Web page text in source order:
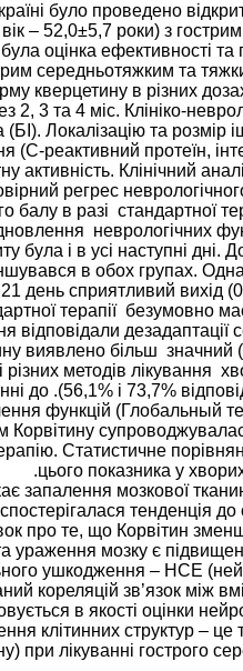
було проведено
вік – 52,0±5,7 роки) з
оцінка ефективності
середньотяжким та
кверцетину в різних
2, 3 та 4 міс. Клініко-
Локалізацію та розмір
(С-реактивний протеїн,
активність. Клінічний
регрес
балу в разі стандартної
неврологічних
була і в усі наступні дні.
в обох групах.
день сприятливий вихід
терапії безумовно
відповідали
виявлено більш значний
різних методів
до .(56,1% і 73,7%
функцій (Глобальный
Корвітину
Статистичне
цього показника у
запалення мозкової
тенденція
про те, що Корвітин
мозку є
ушкодження – НСЕ
кореляцій зв’язок між
в якості оцінки
клітинних структур –
при лікуванні гострого